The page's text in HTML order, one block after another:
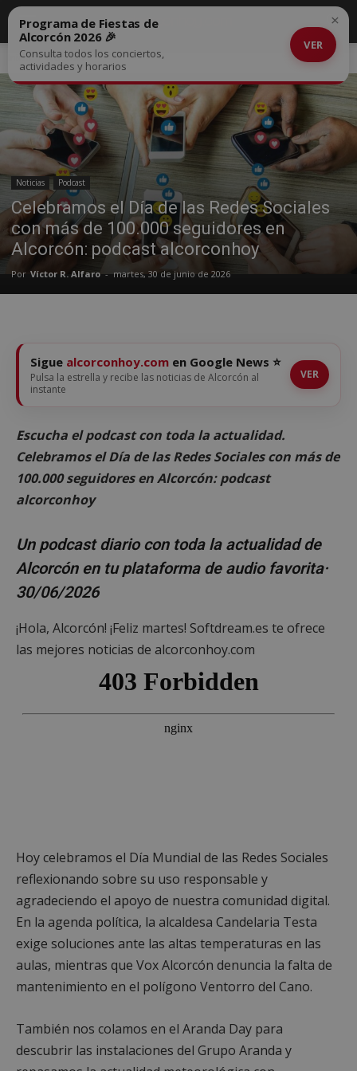
Inicio Noticias
Noticias Podcast
Celebramos el Día de las Redes Sociales
con más de 100.000 seguidores en
Alcorcón: podcast alcorconhoy
Por Víctor R. Alfaro - martes, 30 de junio de 2026
Programa de Fiestas de
Alcorcón 2026 🎉
Consulta todos los conciertos,
actividades y horarios
VER
×
Sigue alcorconhoy.com en Google News ⭐
Pulsa la estrella y recibe las noticias de Alcorcón al
instante
VER
Escucha el podcast con toda la actualidad.
Celebramos el Día de las Redes Sociales con más de
100.000 seguidores en Alcorcón: podcast
alcorconhoy
Un podcast diario con toda la actualidad de
Alcorcón en tu plataforma de audio favorita·
30/06/2026
¡Hola, Alcorcón! ¡Feliz martes! Softdream.es te ofrece
las mejores noticias de alcorconhoy.com
Hoy celebramos el Día Mundial de las Redes Sociales
reflexionando sobre su uso responsable y
agradeciendo el apoyo de nuestra comunidad digital.
En la agenda política, la alcaldesa Candelaria Testa
exige soluciones ante las altas temperaturas en las
aulas, mientras que Vox Alcorcón denuncia la falta de
mantenimiento en el polígono Ventorro del Cano.
También nos colamos en el Aranda Day para
descubrir las instalaciones del Grupo Aranda y